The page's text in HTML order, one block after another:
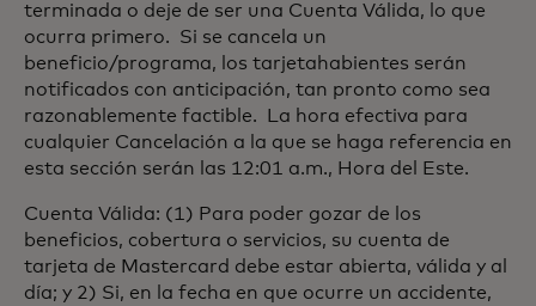
terminada o deje de ser una Cuenta Válida, lo que
ocurra primero. Si se cancela un
beneficio/programa, los tarjetahabientes serán
notificados con anticipación, tan pronto como sea
razonablemente factible. La hora efectiva para
cualquier Cancelación a la que se haga referencia en
esta sección serán las 12:01 a.m., Hora del Este.
Cuenta Válida: (1) Para poder gozar de los
beneficios, cobertura o servicios, su cuenta de
tarjeta de Mastercard debe estar abierta, válida y al
día; y 2) Si, en la fecha en que ocurre un accidente,